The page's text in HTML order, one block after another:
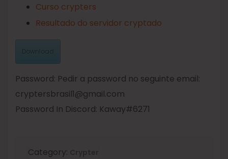
Curso crypters
Resultado do servidor cryptado
Password: Pedir a password no seguinte email:
cryptersbrasil1@gmail.com
Password In Discord: Kaway#6271
Category: